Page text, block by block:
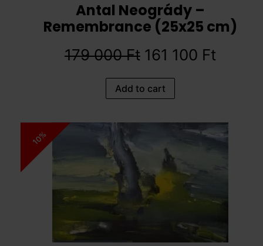
Antal Neogrády –
Remembrance (25x25 cm)
179 000Ft 161 100 Ft
Add to cart
10%